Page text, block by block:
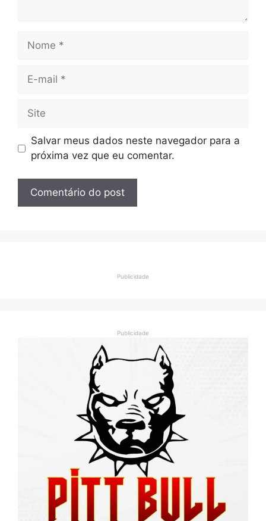
Nome
Site
Salvar meus dados neste navegador para a
próxima vez que eu comentar.
Publicidade
Publicidade